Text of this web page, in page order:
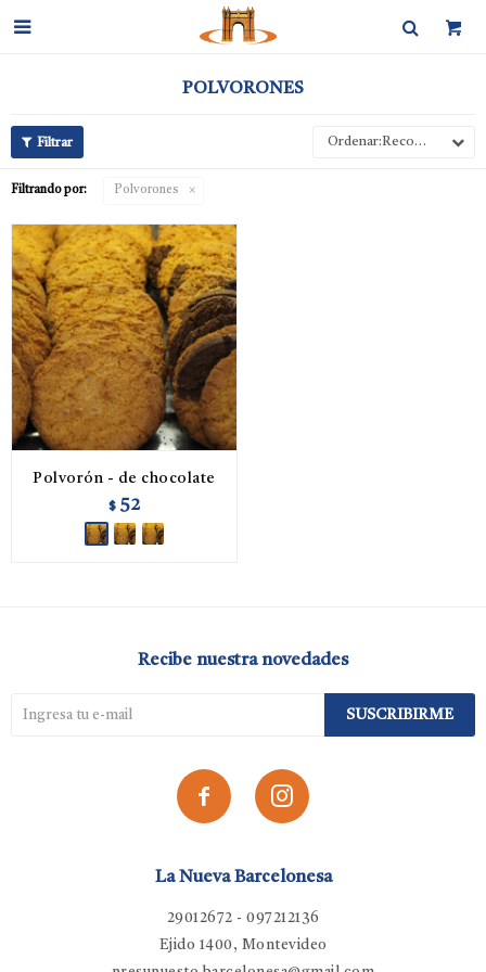

POLVORONES
Recomendados
Filtrando por: Polvorones
Polvorón - de chocolate
$ 52
La Nueva Barcelonesa
29012672 - 097212136
Ejido 1400, Montevideo
Recibe nuestra novedades
SUSCRIBIRME
 